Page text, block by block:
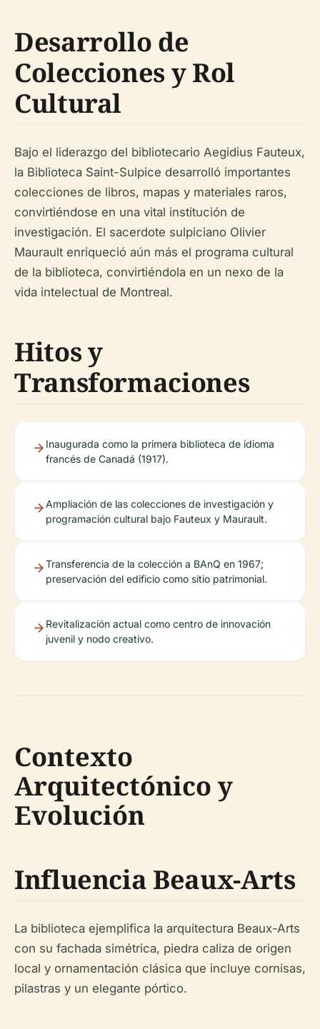
Desarrollo de
Colecciones y Rol
Cultural
Bajo el liderazgo del bibliotecario Aegidius Fauteux,
la Biblioteca Saint-Sulpice desarrolló importantes
colecciones de libros, mapas y materiales raros,
convirtiéndose en una vital institución de
investigación. El sacerdote sulpiciano Olivier
Maurault enriqueció aún más el programa cultural
de la biblioteca, convirtiéndola en un nexo de la
vida intelectual de Montreal.
Hitos y
Transformaciones
Inaugurada como la primera biblioteca de idioma
francés de Canadá (1917).
Ampliación de las colecciones de investigación y
programación cultural bajo Fauteux y Maurault.
Transferencia de la colección a BAnQ en 1967;
preservación del edificio como sitio patrimonial.
Revitalización actual como centro de innovación
juvenil y nodo creativo.
Contexto
Arquitectónico y
Evolución
Influencia Beaux-Arts
La biblioteca ejemplifica la arquitectura Beaux-Arts
con su fachada simétrica, piedra caliza de origen
local y ornamentación clásica que incluye cornisas,
pilastras y un elegante pórtico.